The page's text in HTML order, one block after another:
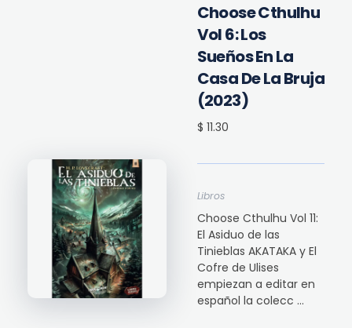
Choose Cthulhu
Vol 6: Los
Sueños En La
Casa De La Bruja
(2023)
$ 11.30
Libros
Choose Cthulhu Vol 11:
El Asiduo de las
Tinieblas AKATAKA y El
Cofre de Ulises
empiezan a editar en
español la colecc ...